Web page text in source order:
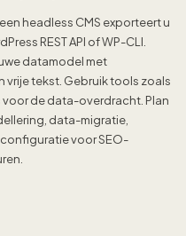
headless CMS exporteert u
REST API of WP-CLI.
datamodel met
vrije tekst. Gebruik tools zoals
de data-overdracht. Plan
data-migratie,
voor SEO-